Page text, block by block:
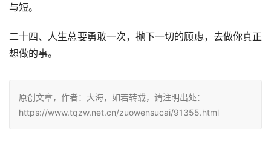
与短。
二十四、人生总要勇敢一次，抛下一切的顾虑，去做你真正
想做的事。
原创文章，作者：大海，如若转载，请注明出处：
https://www.tqzw.net.cn/zuowensucai/91355.html